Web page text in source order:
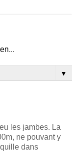
▼
les jambes. La
ne pouvant y
dans